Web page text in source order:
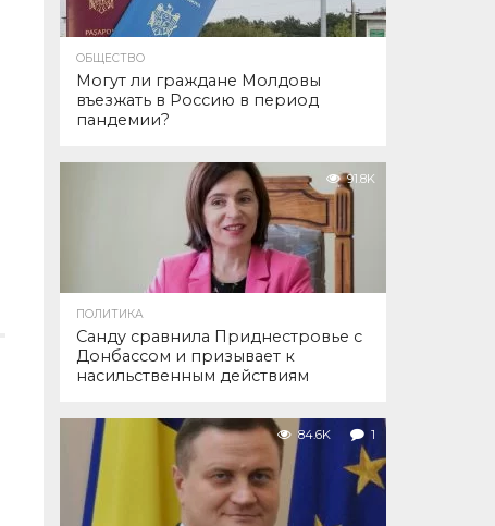
ОБЩЕСТВО
Могут ли граждане Молдовы
въезжать в Россию в период
пандемии?
91.8K
ПОЛИТИКА
Санду сравнила Приднестровье с
Донбассом и призывает к
насильственным действиям
84.6K 1